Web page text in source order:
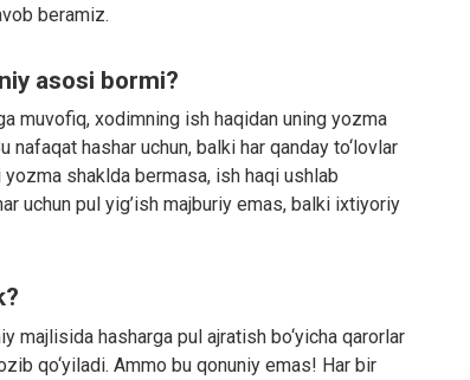
beramiz.
asosi bormi?
muvofiq, xodimning ish haqidan uning yozma
hashar uchun, balki har qanday to‘lovlar
shaklda bermasa, ish haqi ushlab
uchun pul yig’ish majburiy emas, balki ixtiyoriy
majlisida hasharga pul ajratish bo‘yicha qarorlar
qo‘yiladi. Ammo bu qonuniy emas! Har bir